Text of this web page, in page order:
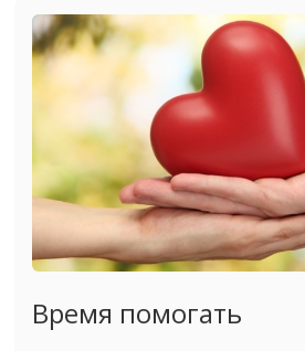
Время помогать